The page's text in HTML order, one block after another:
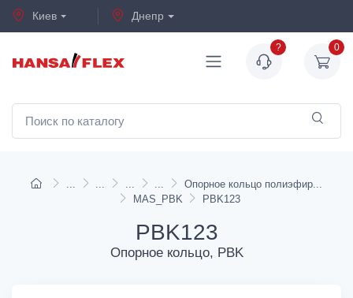
Киев Днепр
? 0
Опорное кольцо полиэфир
MAS_PBK
PBK123
PBK123
Опорное кольцо, PBK